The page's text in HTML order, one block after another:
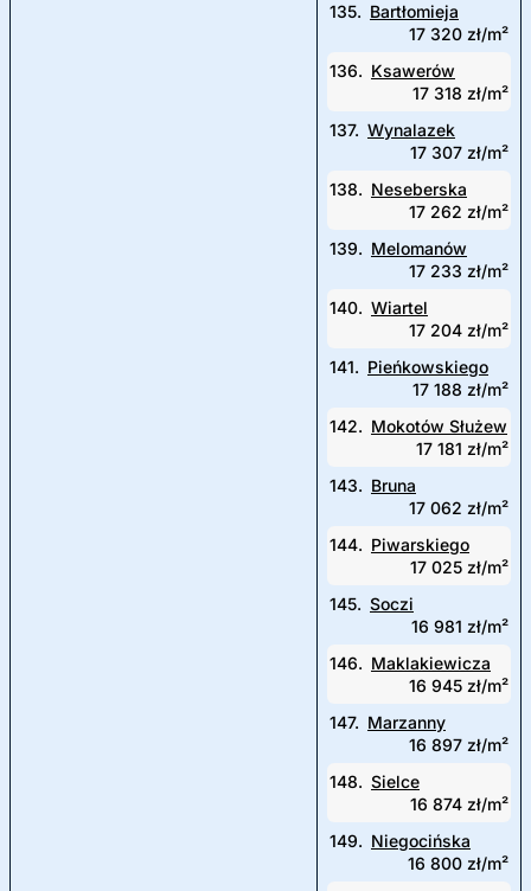
135. Bartłomieja
17 320 zł/m²
136. Ksawerów
17 318 zł/m²
137. Wynalazek
17 307 zł/m²
138. Neseberska
17 262 zł/m²
139. Melomanów
17 233 zł/m²
140. Wiartel
17 204 zł/m²
141. Pieńkowskiego
17 188 zł/m²
142. Mokotów Służew
17 181 zł/m²
143. Bruna
17 062 zł/m²
144. Piwarskiego
17 025 zł/m²
145. Soczi
16 981 zł/m²
146. Maklakiewicza
16 945 zł/m²
147. Marzanny
16 897 zł/m²
148. Sielce
16 874 zł/m²
149. Niegocińska
16 800 zł/m²